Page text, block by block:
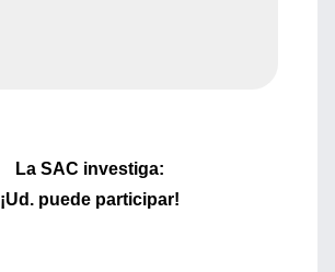
La SAC investiga:
¡Ud. puede participar!